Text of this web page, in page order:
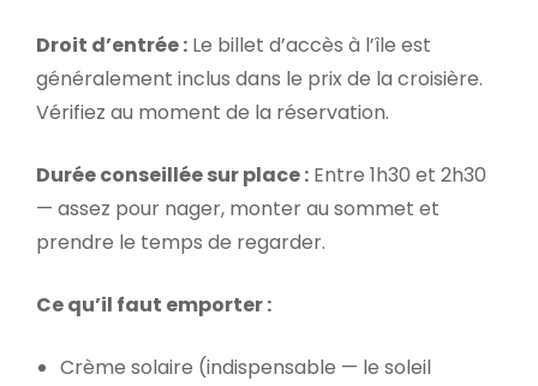
Droit d’entrée : Le billet d’accès à l’île est
généralement inclus dans le prix de la croisière.
Vérifiez au moment de la réservation.
Durée conseillée sur place : Entre 1h30 et 2h30
— assez pour nager, monter au sommet et
prendre le temps de regarder.
Ce qu’il faut emporter :
Crème solaire (indispensable — le soleil